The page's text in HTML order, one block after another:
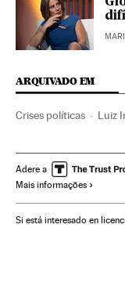
ARQUIVADO EM
Crises políticas Luiz
Presidência Brasil
Brasil Governo
América Latina
Adere a
Mais informações
Si está interesado en